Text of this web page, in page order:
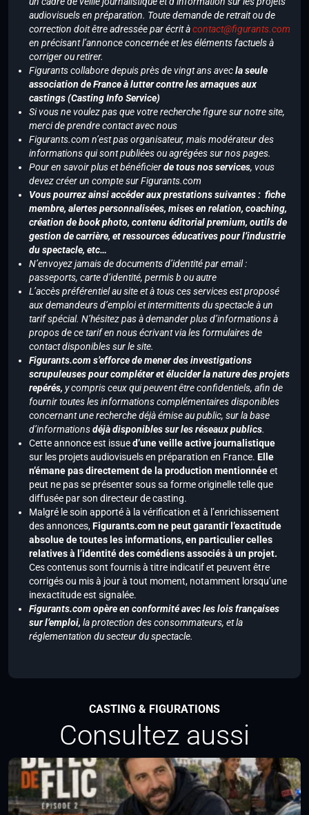
audiovisuels en préparation. Toute demande de retrait ou de
correction doit être adressée par écrit àcontact@figurants.com
en précisant l’annonce concernée et les éléments factuels à
corriger ou retirer.
Figurants collabore depuis près de vingt ans avecla seule
association de France à lutter contre les arnaques aux
castings (Casting Info Service)
Si vous ne voulez pas que votre recherche figure sur notre site,
merci de prendre contact avec nous
Figurants.com n’est pas organisateur, mais modérateur des
informations qui sont publiées ou agrégées sur nos pages.
Pour en savoir plus et bénéficierde tous nos services, vous
devez créer un compte sur Figurants.com
Vous pourrez ainsi accéder aux prestations suivantes : fiche
membre, alertes personnalisées, mises en relation, coaching,
création de book photo, contenu éditorial premium, outils de
gestion de carrière, et ressources éducatives pour l’industrie
du spectacle, etc…
N’envoyez jamais de documents d’identité par email :
passeports, carte d’identité, permis b ou autre
L’accès préférentiel au site et à tous ces services est proposé
aux demandeurs d’emploi et intermittents du spectacle à un
tarif spécial. N’hésitez pas à demander plus d’informations à
propos de ce tarif en nous écrivant via les formulaires de
contact disponibles sur le site.
Figurants.com s’efforce de mener des investigations
scrupuleuses pour compléter et élucider la nature des projets
repérés, y compris ceux qui peuvent être confidentiels, afin de
fournir toutes les informations complémentaires disponibles
concernant une recherche déjà émise au public, sur la base
d’informationsdéjà disponibles sur les réseaux publics.
Cette annonce est issued’une veille active journalistique
sur les projets audiovisuels en préparation en France. Elle
n’émane pas directement de la production mentionnéeet
peut ne pas se présenter sous sa forme originelle telle que
diffusée par son directeur de casting.
Malgré le soin apporté à la vérification et à l’enrichissement
des annonces,Figurants.com ne peut garantir l’exactitude
absolue de toutes les informations, en particulier celles
relatives à l’identité des comédiens associés à un projet.
Ces contenus sont fournis à titre indicatif et peuvent être
corrigés ou mis à jour à tout moment, notamment lorsqu’une
inexactitude est signalée.
Figurants.com opère en conformité avec les lois françaises
sur l’emploi, la protection des consommateurs, et la
réglementation du secteur du spectacle.
CASTING & FIGURATIONS
Consultez aussi